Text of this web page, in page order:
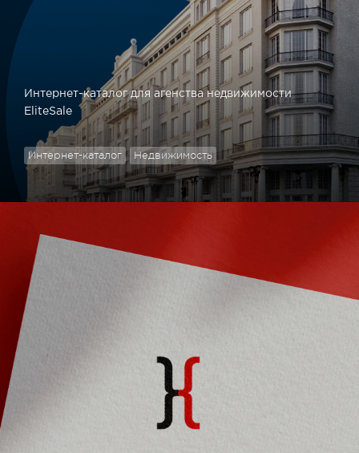
Интернет-каталог для агенства недвижимости
EliteSale
Интернет-каталог Недвижимость